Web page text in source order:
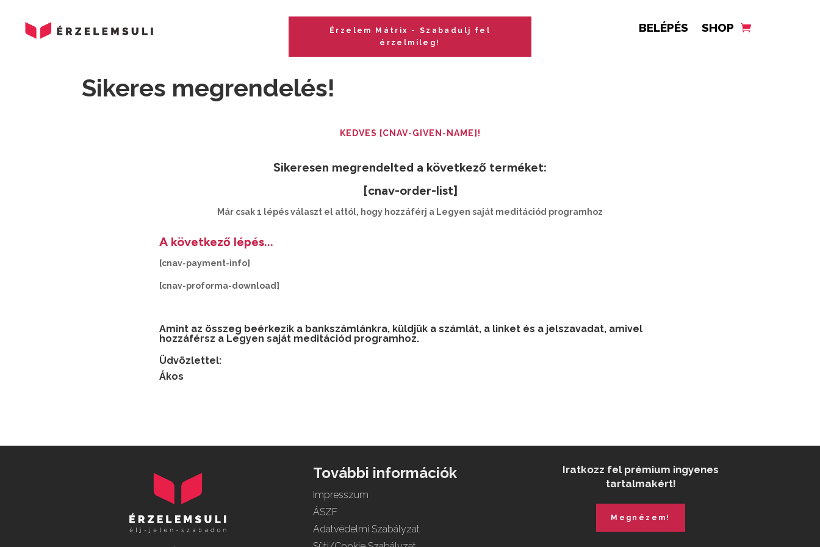
Érzelem Mátrix - Szabadulj fel
érzelmileg!
BELÉPÉS SHOP
Sikeres megrendelés!
KEDVES [CNAV-GIVEN-NAME]!
Sikeresen megrendelted a következő terméket:
[cnav-order-list]
Már csak 1 lépés választ el attól, hogy hozzáférj a Legyen saját meditációd programhoz
A következő lépés…
[cnav-payment-info]
[cnav-proforma-download]
Amint az összeg beérkezik a bankszámlánkra, küldjük a számlát, a linket és a jelszavadat, amivel
hozzáférsz a Legyen saját meditációd programhoz.
Üdvözlettel:
Ákos
További információk
Impresszum
ÁSZF
Adatvédelmi Szabályzat
Iratkozz fel prémium ingyenes
tartalmakért!
Megnézem!